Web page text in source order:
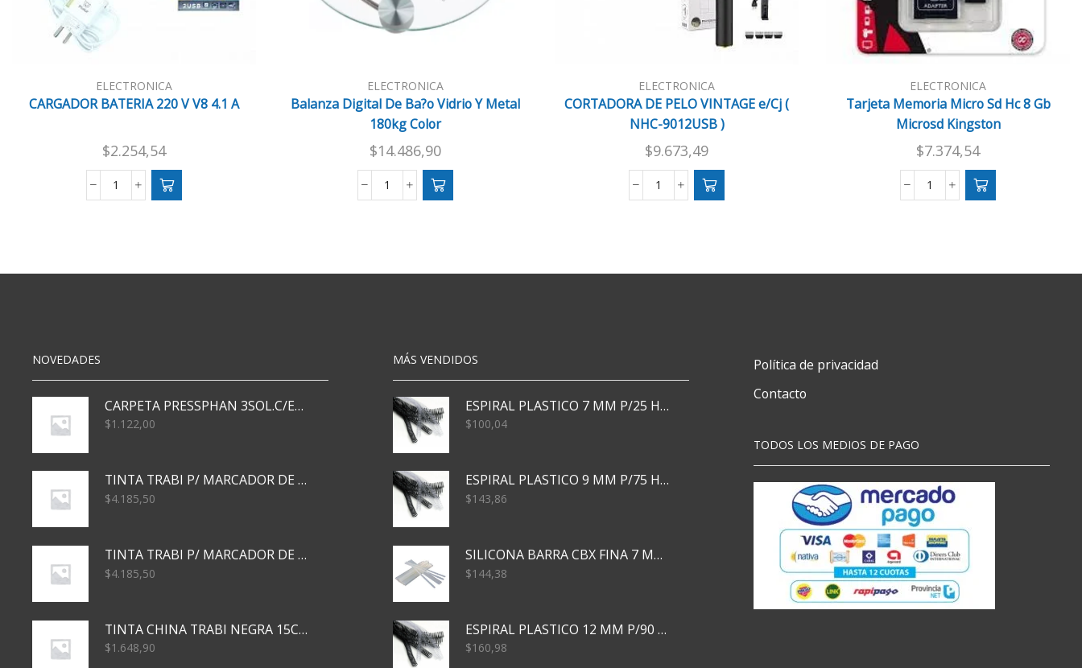
ELECTRONICA
CARGADOR BATERIA 220 V V8 4.1 A
$2.254,54
CARGADOR
4.1
ELECTRONICA
Balanza Digital De Ba?o Vidrio Y Metal
180kg Color
$14.486,90
Balanza
Vidrio
cantidad
ELECTRONICA
CORTADORA DE PELO VINTAGE e/Cj (
NHC-9012USB )
$9.673,49
CORTADORA
(
ELECTRONICA
Tarjeta Memoria Micro Sd Hc 8 Gb
Microsd Kingston
$7.374,54
Tarjeta
8
NOVEDADES
CARPETA PRESSPHAN 3SOL.C/ELAST MARRON A4 P01A
$1.122,00
TINTA TRABI P/ MARCADOR DE PIZARRA x30ml AZUL
$4.185,50
TINTA TRABI P/ MARCADOR DE PIZARRA x30ml ROJO
$4.185,50
TINTA CHINA TRABI NEGRA 15CC TR3460
$1.648,90
MÁS VENDIDOS
ESPIRAL PLASTICO 7 MM P/25 HJS X50x3000
$100,04
ESPIRAL PLASTICO 9 MM P/75 HJS X50X2400
$143,86
SILICONA BARRA CBX FINA 7 MM 28 CM
$144,38
ESPIRAL PLASTICO 12 MM P/90 HJS X50X1500
$160,98
Política de privacidad
Contacto
TODOS LOS MEDIOS DE PAGO